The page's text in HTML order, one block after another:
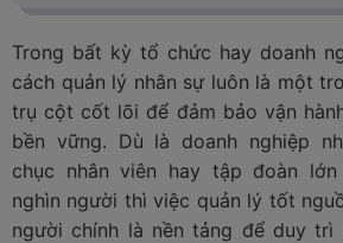
Trong bất kỳ tổ chức hay doanh
cách quản lý nhân sự luôn là một
trụ cột cốt lõi để đảm bảo vận
bền vững. Dù là doanh nghiệp
chục nhân viên hay tập đoàn
nghìn người thì việc quản lý tốt
người chính là nền tảng để duy trì